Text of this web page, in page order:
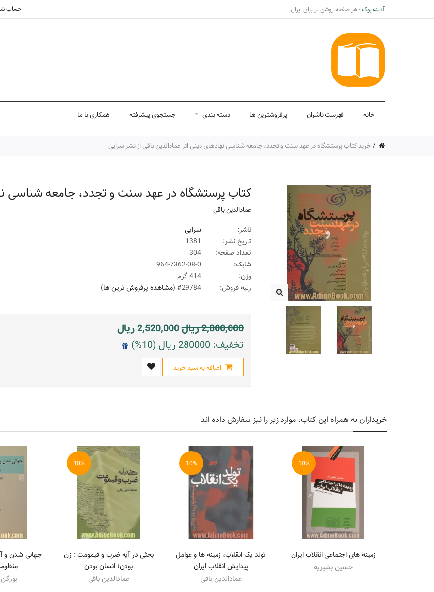
آدینه بوک- هر صفحه روشن تر برای ایران حساب
خانه فهرست ناشران پرفروشترین ها دسته بندی جستجوی پیشرفته همکاری با ما
خرید کتاب پرستشگاه در عهد سنت و تجدد، جامعه شناسی نهادهای دینی اثر عمادالدین باقی از نشر سرایی
کتاب پرستشگاه در عهد سنت و تجدد، جامعه شناسی
عمادالدین باقی
ناشر:
سرایی
تاریخ نشر:
تعداد صفحه:
304
شابک:
964-7362-08-0
وزن:
414 گرم
رتبه فروش:
#29784 ( مشاهده پرفروش ترین ها)
2,800,000ریال2,520,000ریال
تخفیف: 280000 ریال (10%)
اضافه به سبد خرید
خریداران به همراه این کتاب، موارد زیر را نیز سفارش داده اند
10%
زمینه های اجتماعی انقلاب ایران
حسین بشیریه
10%
تولد یک انقلاب، زمینه ها و عوامل
پیدایش انقلاب ایران
عمادالدین باقی
10%
بحثی در آیه ضرب و قیمومت : زن
بودن؛ انسان بودن
عمادالدین باقی
جهانی شدن و